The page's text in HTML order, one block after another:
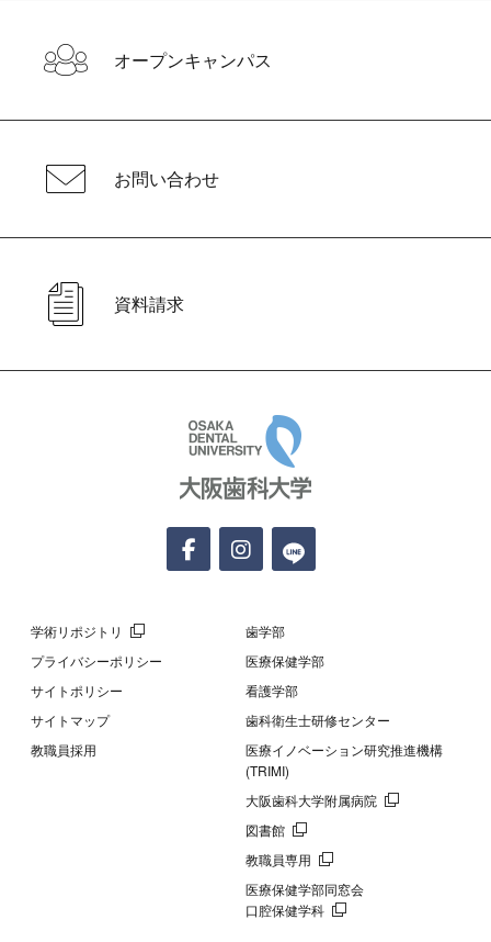
オープンキャンパス
お問い合わせ
資料請求
学術リポジトリ
プライバシーポリシー
サイトポリシー
サイトマップ
教職員採用
歯学部
医療保健学部
看護学部
歯科衛生士研修センター
医療イノベーション研究推進機構
(TRIMI)
大阪歯科大学附属病院
図書館
教職員専用
医療保健学部同窓会
口腔保健学科